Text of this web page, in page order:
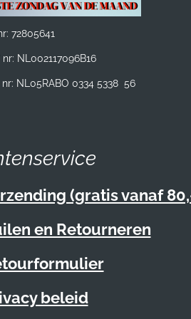
72805641
NL002117096B16
NL05RABO 0334 5338 56
(gratis vanaf
en Retourneren
beleid